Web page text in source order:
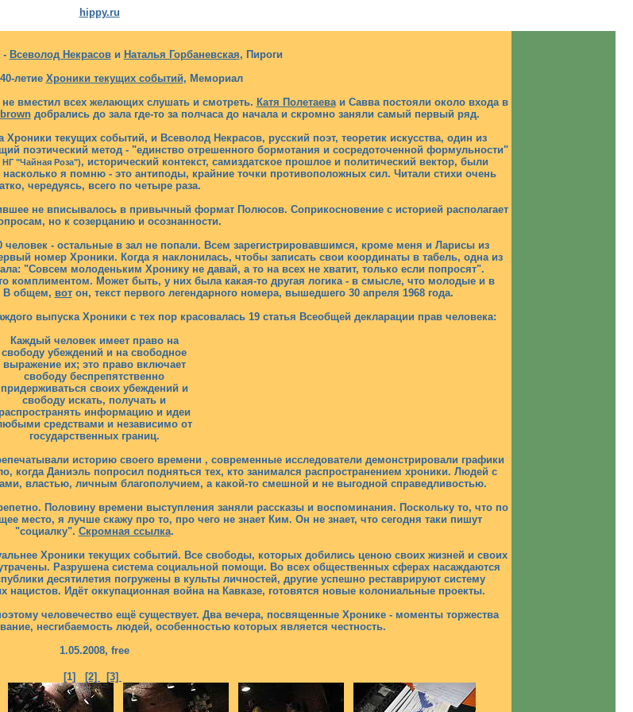
hippy.ru
- Всеволод Некрасови Наталья Горбаневская, Пироги
летие Хроники текущих событий, Мемориал
вместил всех желающих слушать и смотреть. Катя Полетаеваи Савва постояли около входа в
добрались до зала где-то за полчаса до начала и скромно заняли самый первый ряд.
Хроники текущих событий, и Всеволод Некрасов, русский поэт, теоретик искусства, один из
поэтический метод - "единство отрешенного бормотания и сосредоточенной формульности"
"Чайная Роза"), исторический контекст, самиздатское прошлое и политический вектор, были
я помню - это антиподы, крайние точки противоположных сил. Читали стихи очень
чередуясь, всего по четыре раза.
не вписывалось в привычный формат Полюсов. Соприкосновение с историей располагает
но к созерцанию и осознанности.
- остальные в зал не попали. Всем зарегистрировавшимся, кроме меня и Ларисы из
номер Хроники. Когда я наклонилась, чтобы записать свои координаты в табель, одна из
"Совсем молоденьким Хронику не давай, а то на всех не хватит, только если попросят".
комплиментом. Может быть, у них была какая-то другая логика - в смысле, что молодые и в
В общем, вотон, текст первого легендарного номера, вышедшего 30 апреля 1968 года.
выпуска Хроники с тех пор красовалась 19 статья Всеобщей декларации прав человека:
Каждый человек имеет право на
свободу убеждений и на свободное
выражение их; это право включает
свободу беспрепятственно
придерживаться своих убеждений и
свободу искать, получать и
информацию и идеи
средствами и независимо от
государственных границ.
историю своего времени , современные исследователи демонстрировали графики
когда Даниэль попросил подняться тех, кто занимался распространением хроники. Людей с
властью, личным благополучием, а какой-то смешной и не выгодной справедливостью.
Половину времени выступления заняли рассказы и воспоминания. Поскольку то, что по
место, я лучше скажу про то, про чего не знает Ким. Он не знает, что сегодня таки пишут
"социалку". Скромная ссылка.
Хроники текущих событий. Все свободы, которых добились ценою своих жизней и своих
Разрушена система социальной помощи. Во всех общественных сферах насаждаются
десятилетия погружены в культы личностей, другие успешно реставрируют систему
Идёт оккупационная война на Кавказе, готовятся новые колониальные проекты.
человечество ещё существует. Два вечера, посвященные Хронике - моменты торжества
несгибаемость людей, особенностью которых является честность.
1.05.2008, free
[1] [2] [3]